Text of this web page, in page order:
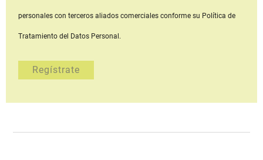
personales con terceros aliados comerciales conforme su Política de
Tratamiento del Datos Personal.